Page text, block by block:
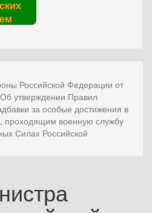
Российской Федерации от
утверждении Правил
за особые достижения в
проходящим военную службу
Силах Российской